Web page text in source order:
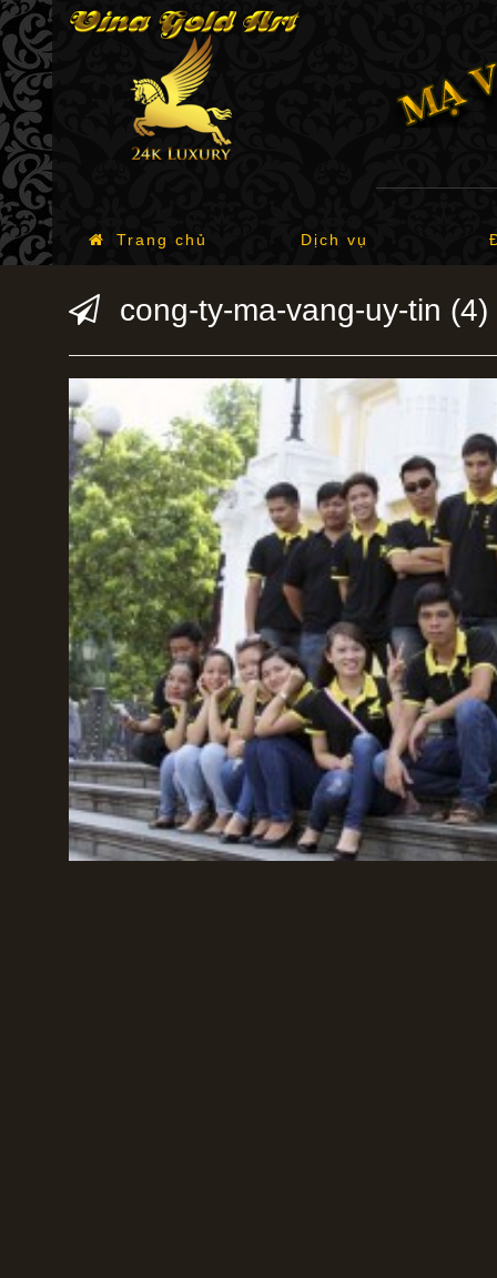
Trang chủ Dịch vụ
cong-ty-ma-vang-uy-tin (4)